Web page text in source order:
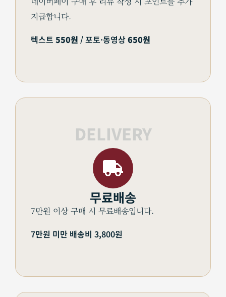
지급합니다.
텍스트 550원 / 포토·동영상650원
DELIVERY
무료배송
7만원 이상 구매 시 무료배송입니다.
7만원 미만 배송비 3,800원